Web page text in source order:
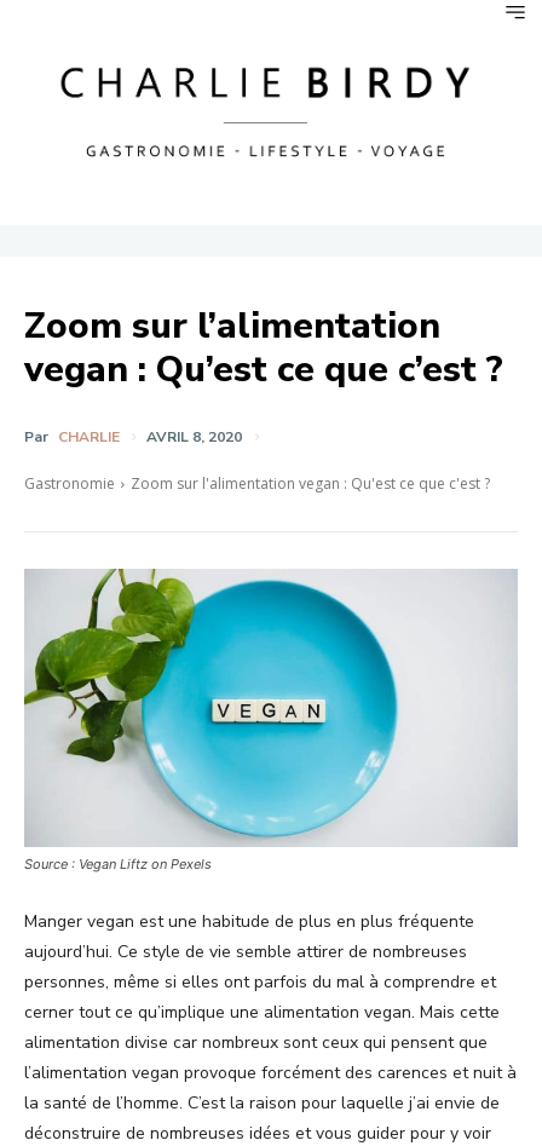
Zoom sur l’alimentation
vegan : Qu’est ce que c’est ?
Par CHARLIE AVRIL 8, 2020
Gastronomie Zoom sur l'alimentation vegan : Qu'est ce que c'est ?
Source : Vegan Liftz on Pexels
Manger vegan est une habitude de plus en plus fréquente
aujourd’hui. Ce style de vie semble attirer de nombreuses
personnes, même si elles ont parfois du mal à comprendre et
cerner tout ce qu’implique une alimentation vegan. Mais cette
alimentation divise car nombreux sont ceux qui pensent que
l’alimentation vegan provoque forcément des carences et nuit à
la santé de l’homme. C’est la raison pour laquelle j’ai envie de
déconstruire de nombreuses idées et vous guider pour y voir